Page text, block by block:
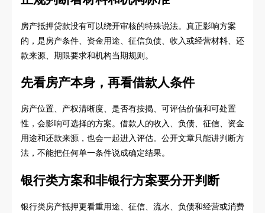
房产抵押贷款没有可以绕开审核的特殊说法。真正影响方案
的，是房产条件、资金用途、征信负债、收入或经营材料、还
款来源、期限要求和机构当期规则。
先看房产本身，再看借款人条件
房产位置、产权清晰度、是否有按揭、可评估价值和可处置
性，会影响可选择的方案。借款人的收入、负债、征信、资金
用途和还款来源，也会一起进入评估。公开文章只能讲判断方
法，不能把任何单一条件说成确定结果。
银行类方案和非银行方案要分开判断
银行类房产抵押更看重用途、征信、流水、负债和经营或消费